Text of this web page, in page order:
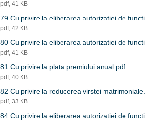
pdf, 41 KB
79 Cu privire la eliberarea autorizatiei de
pdf, 42 KB
80 Cu privire la eliberarea autorizatiei de
pdf, 41 KB
81 Cu privire la plata premiului anual.pdf
pdf, 40 KB
82 Cu privire la reducerea virstei
pdf, 33 KB
84 Cu privire la eliberarea autorizatiei de